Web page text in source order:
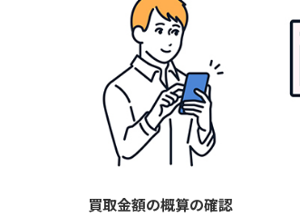
買取金額の概算の確認